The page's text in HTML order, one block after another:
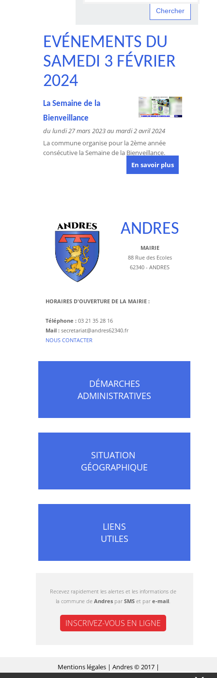
EVÉNEMENTS DU
SAMEDI 3 FÉVRIER
2024
La Semaine de la
Bienveillance
du lundi 27 mars 2023 au mardi 2 avril 2024
La commune organise pour la 2ème année
consécutive la Semaine de la Bienveillance.
En savoir plus
ANDRES
MAIRIE
88 Rue des Ecoles
62340 - ANDRES
HORAIRES D'OUVERTURE DE LA MAIRIE :
Téléphone : 03 21 35 28 16
Mail : secretariat@andres62340.fr
​NOUS CONTACTER
DÉMARCHES
ADMINISTRATIVES
SITUATION
GÉOGRAPHIQUE
LIENS
UTILES
Recevez rapidement les alertes et les informations de
la commune de Andres par SMS et par e-mail.
INSCRIVEZ-VOUS EN LIGNE
Mentions légales | Andres © 2017 |